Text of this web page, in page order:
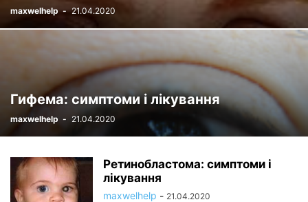
maxwelhelp - 21.04.2020
Гифема: симптоми і лікування
maxwelhelp - 21.04.2020
Ретинобластома: симптоми і
лікування
maxwelhelp - 21.04.2020